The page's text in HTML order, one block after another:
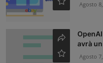
Agosto
avrà
Agosto